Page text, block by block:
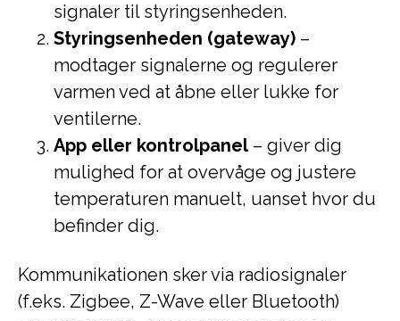
signaler til styringsenheden.
Styringsenheden (gateway) –
modtager signalerne og regulerer
varmen ved at åbne eller lukke for
ventilerne.
App eller kontrolpanel– giver dig
mulighed for at overvåge og justere
temperaturen manuelt, uanset hvor du
befinder dig.
Kommunikationen sker via radiosignaler
(f.eks. Zigbee, Z-Wave eller Bluetooth)